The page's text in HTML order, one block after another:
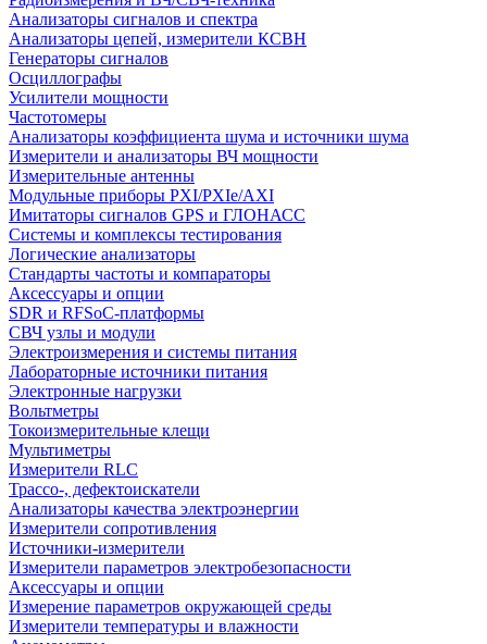
Анализаторы сигналов и спектра
Анализаторы цепей, измерители КСВН
Генераторы сигналов
Осциллографы
Усилители мощности
Частотомеры
Анализаторы коэффициента шума и источники шума
Измерители и анализаторы ВЧ мощности
Измерительные антенны
Модульные приборы PXI/PXIe/AXI
Имитаторы сигналов GPS и ГЛОНАСС
Системы и комплексы тестирования
Логические анализаторы
Стандарты частоты и компараторы
Аксессуары и опции
SDR и RFSoC‑платформы
СВЧ узлы и модули
Электроизмерения и системы питания
Лабораторные источники питания
Электронные нагрузки
Вольтметры
Токоизмерительные клещи
Мультиметры
Измерители RLC
Трассо-, дефектоискатели
Анализаторы качества электроэнергии
Измерители сопротивления
Источники-измерители
Измерители параметров электробезопасности
Аксессуары и опции
Измерение параметров окружающей среды
Измерители температуры и влажности